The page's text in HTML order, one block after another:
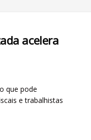
acelera
que pode
e trabalhistas